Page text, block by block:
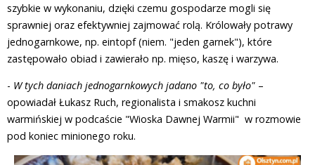
szybkie w wykonaniu, dzięki czemu gospodarze mogli się
sprawniej oraz efektywniej zajmować rolą. Królowały potrawy
jednogarnkowe, np. eintopf (niem. "jeden garnek"), które
zastępowało obiad i zawierało np. mięso, kaszę i warzywa.
- W tych daniach jednogarnkowych jadano "to, co było" –
opowiadał Łukasz Ruch, regionalista i smakosz kuchni
warmińskiej w podcaście "Wioska Dawnej Warmii" w rozmowie
pod koniec minionego roku.